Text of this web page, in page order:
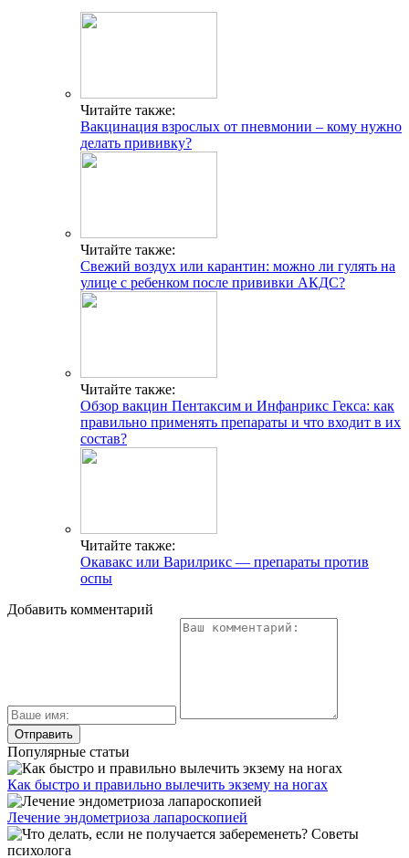
Читайте также:
Вакцинация взрослых от пневмонии – кому нужно
делать прививку?
Читайте также:
Свежий воздух или карантин: можно ли гулять на
улице с ребенком после прививки АКДС?
Читайте также:
Обзор вакцин Пентаксим и Инфанрикс Гекса: как
правильно применять препараты и что входит в их
состав?
Читайте также:
Окавакс или Варилрикс — препараты против
оспы
Добавить комментарий
Популярные статьи
Как быстро и правильно вылечить экзему на ногах
Лечение эндометриоза лапароскопией